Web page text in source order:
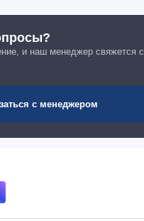
и наш менеджер свяжется с
с менеджером